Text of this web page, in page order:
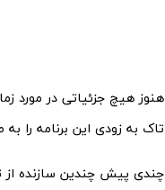
هنوز هیچ جزئیاتی در مورد
تاک به زودی این برنامه را
چندی پیش چندین سازنده از